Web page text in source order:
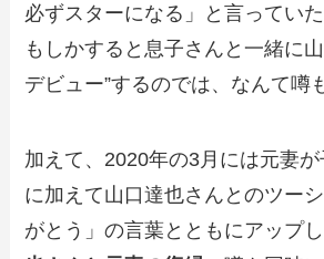
必ずスターになる」と言っていた
もしかすると息子さんと一緒に
デビュー”するのでは、なんて噂
加えて、2020年の3月には元妻
に加えて山口達也さんとのツー
がとう」の言葉とともにアップし